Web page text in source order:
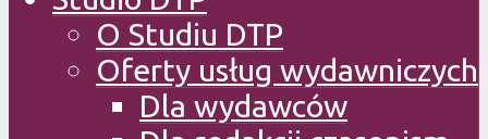
O Studiu DTP
Oferty usług wydawniczych
Dla wydawców